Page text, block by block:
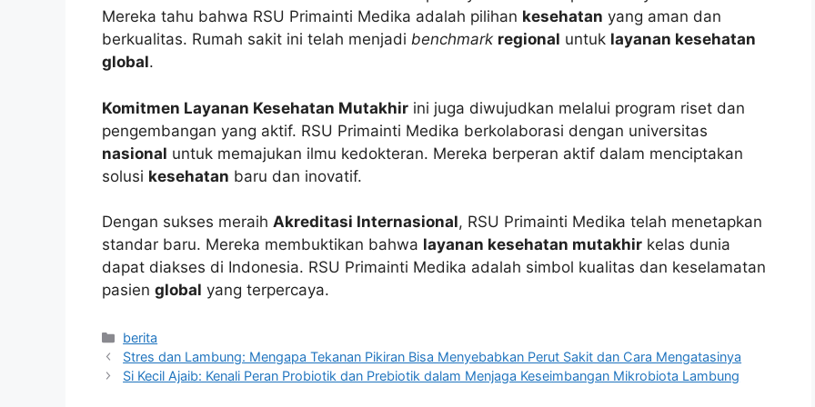
Mereka tahu bahwa RSU Primainti Medika adalah pilihan kesehatan yang aman dan
berkualitas. Rumah sakit ini telah menjadi benchmark regional untuk layanan kesehatan
global.
Komitmen Layanan Kesehatan Mutakhir ini juga diwujudkan melalui program riset dan
pengembangan yang aktif. RSU Primainti Medika berkolaborasi dengan universitas
nasional untuk memajukan ilmu kedokteran. Mereka berperan aktif dalam menciptakan
solusi kesehatan baru dan inovatif.
Dengan sukses meraih Akreditasi Internasional, RSU Primainti Medika telah menetapkan
standar baru. Mereka membuktikan bahwa layanan kesehatan mutakhir kelas dunia
dapat diakses di Indonesia. RSU Primainti Medika adalah simbol kualitas dan keselamatan
pasien global yang terpercaya.
Kategori
berita
Stres dan Lambung: Mengapa Tekanan Pikiran Bisa Menyebabkan Perut Sakit dan Cara Mengatasinya
Si Kecil Ajaib: Kenali Peran Probiotik dan Prebiotik dalam Menjaga Keseimbangan Mikrobiota Lambung